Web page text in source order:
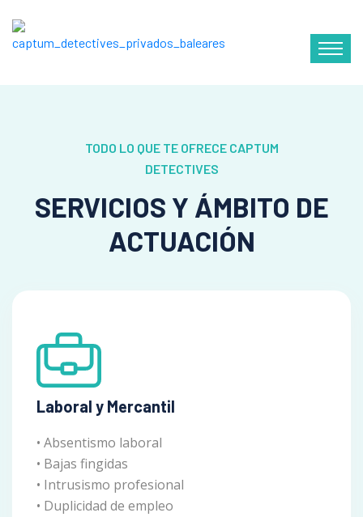
TODO LO QUE TE OFRECE CAPTUM
DETECTIVES
SERVICIOS Y ÁMBITO DE
ACTUACIÓN
Laboral y Mercantil
• Absentismo laboral
• Bajas fingidas
• Intrusismo profesional
• Duplicidad de empleo